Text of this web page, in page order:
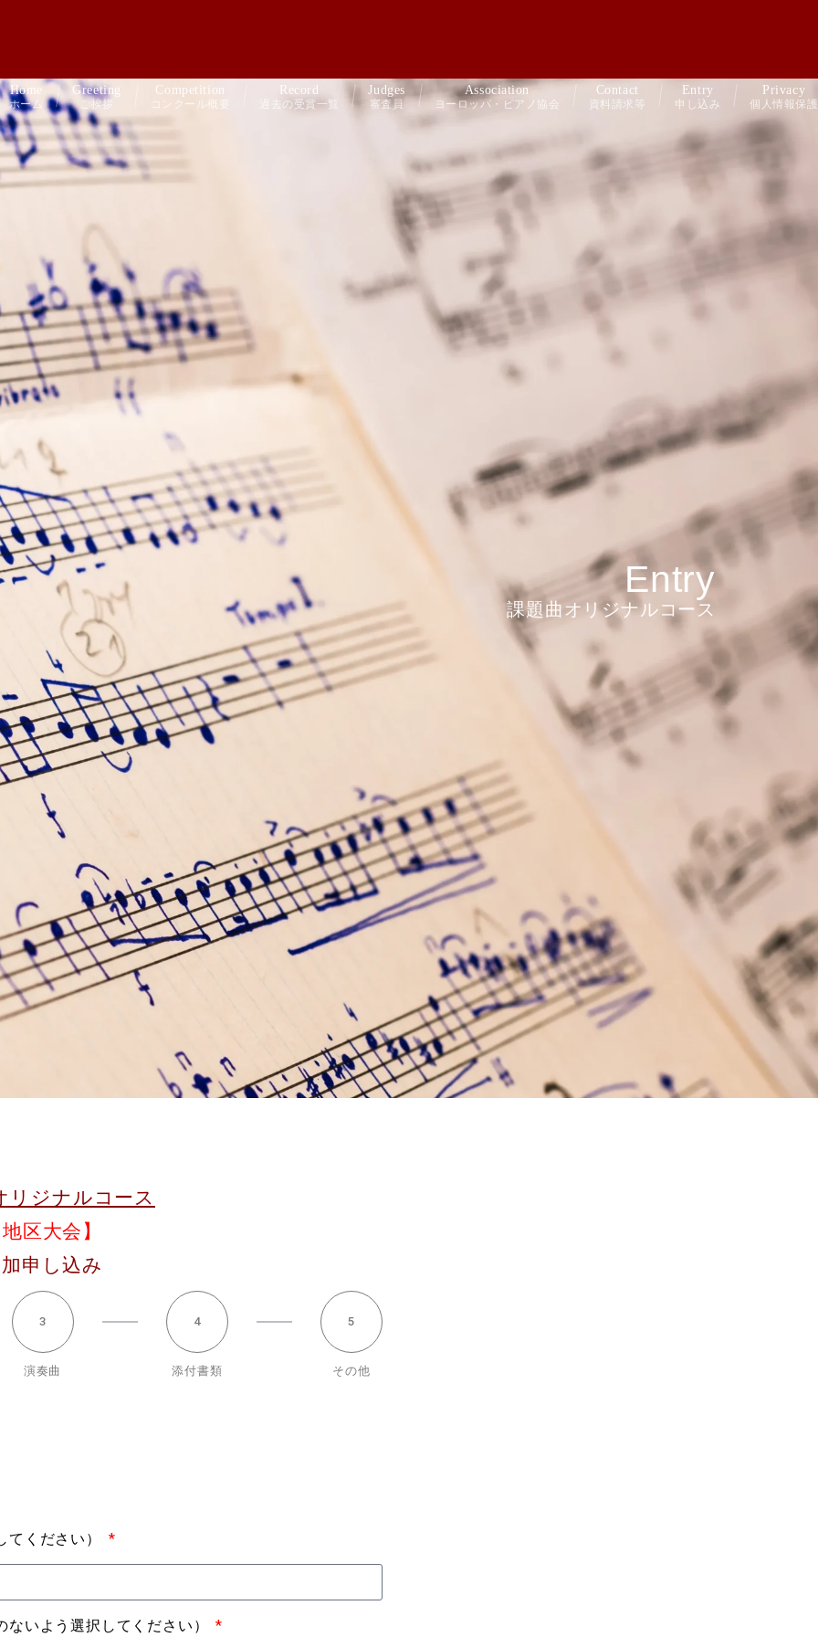
Home
ホーム
Greeting
ご挨拶
Competition
コンクール概要
Record
過去の受賞一覧
Judges
審査員
Association
ヨーロッパ・ピアノ協会
Contact
資料請求等
Entry
申し込み
Privacy
個人情報保護
Entry
課題曲オリジナルコース
リジナルコース
区大会】
申し込み
3
演奏曲
4
添付書類
5
その他
てください）
いよう選択してください）